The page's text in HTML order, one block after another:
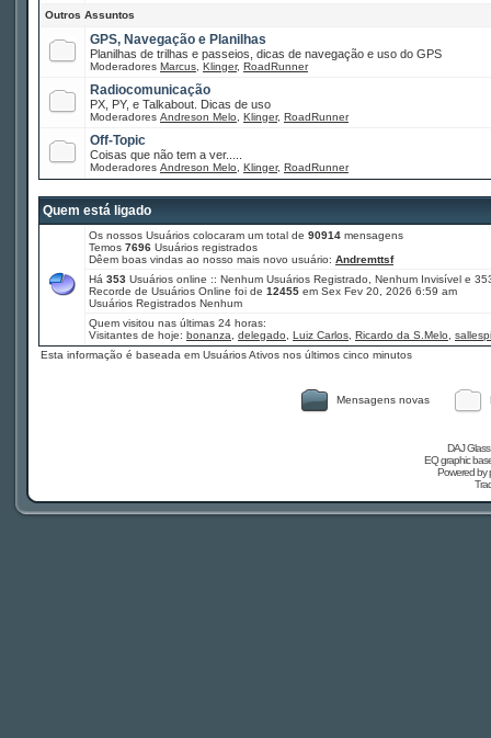
Outros Assuntos
GPS, Navegação e Planilhas
Planilhas de trilhas e passeios, dicas de navegação e uso do GPS
Moderadores Marcus Klinger, RoadRunner
Radiocomunicação
PX, PY, e Talkabout. Dicas de uso
Moderadores Andreson Melo Klinger, RoadRunner
Off-Topic
Coisas que não tem a ver.....
Moderadores Andreson Melo Klinger, RoadRunner
Quem está ligado
Os nossos Usuários colocaram um total de 90914 mensagens
Temos 7696 Usuários registrados
Dêem boas vindas ao nosso mais novo usuário: Andremttsf
Há 353 Usuários online :: Nenhum Usuários Registrado, Nenhum Invisível e
Recorde de Usuários Online foi de 12455 em Sex Fev 20, 2026 6:59 am
Usuários Registrados Nenhum
Quem visitou nas últimas 24 horas:
Visitantes de hoje: bonanza delegado Luiz Carlos Ricardo da S.Melo
Esta informação é baseada em Usuários Ativos nos últimos cinco minutos
Mensagens novas
DAJ
EQ graphic
Powered by